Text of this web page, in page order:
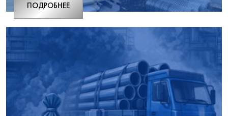
ПОДРОБНЕЕ